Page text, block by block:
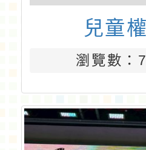
兒童
瀏覽數：